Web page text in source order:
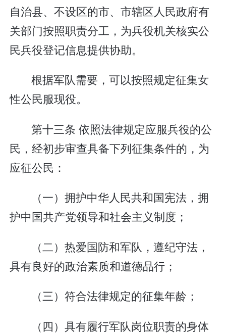
自治县、不设区的市、市辖区人民政府有
关部门按照职责分工，为兵役机关核实公
民兵役登记信息提供协助。
根据军队需要，可以按照规定征集女
性公民服现役。
第十三条 依照法律规定应服兵役的公
民，经初步审查具备下列征集条件的，为
应征公民：
（一）拥护中华人民共和国宪法，拥
护中国共产党领导和社会主义制度；
（二）热爱国防和军队，遵纪守法，
具有良好的政治素质和道德品行；
（三）符合法律规定的征集年龄；
（四）具有履行军队岗位职责的身体